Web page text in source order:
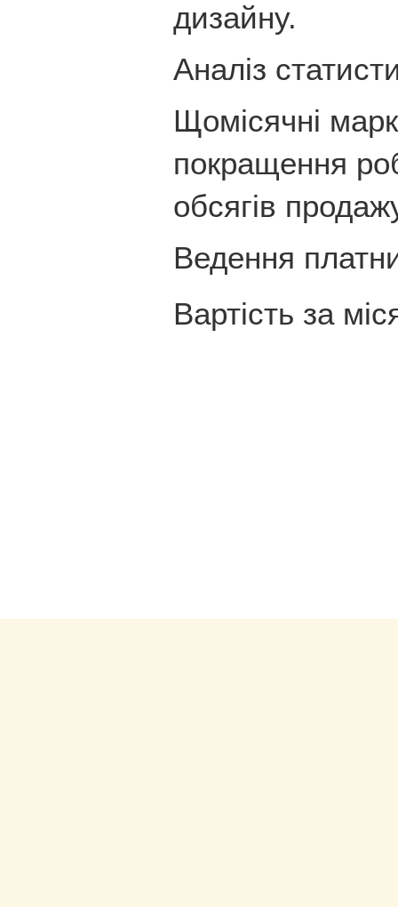
дизайну.
Аналіз
Щомісячні
покращення
обсягів
Ведення
Вартість за